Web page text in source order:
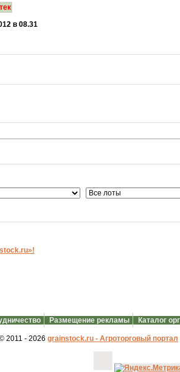
в 08.31
Размещение рекламы Каталог
2011 - 2026 grainstock.ru - Агроторговый портал